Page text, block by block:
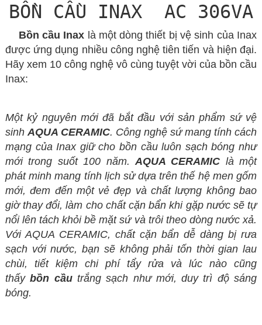
BỒN CẦU INAX AC 306VA
Bồn cầu Inax là một dòng thiết bị vệ sinh của Inax
được ứng dụng nhiều công nghệ tiên tiến và hiện đại.
Hãy xem 10 công nghệ vô cùng tuyệt vời của bồn cầu
Inax:
Một kỷ nguyên mới đã bắt đầu với sản phẩm sứ vệ
sinhAQUA CERAMIC. Công nghệ sứ mang tính cách
mạng của Inax giữ cho bồn cầu luôn sạch bóng như
mới trong suốt 100 năm.AQUA CERAMIC là một
phát minh mang tính lịch sử dựa trên thế hệ men gốm
mới, đem đến một vẻ đẹp và chất lượng không bao
giờ thay đổi, làm cho chất cặn bẩn khi gặp nước sẽ tự
nổi lên tách khỏi bề mặt sứ và trôi theo dòng nước xả.
Với AQUA CERAMIC, chất cặn bẩn dễ dàng bị rưa
sạch với nước, bạn sẽ không phải tốn thời gian lau
chùi, tiết kiệm chi phí tẩy rửa và lúc nào cũng
thấybồn cầutrắng sạch như mới, duy trì độ sáng
bóng.